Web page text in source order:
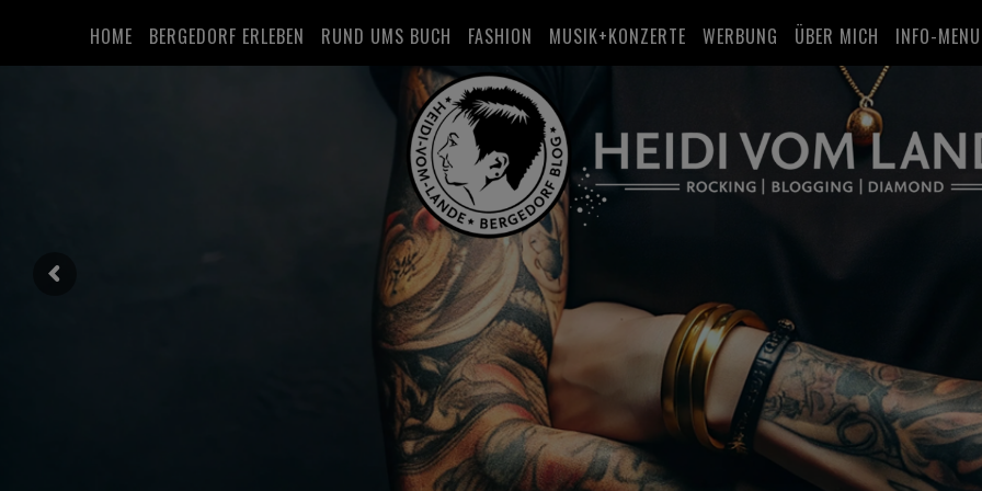
HOME BERGEDORF ERLEBEN RUND UMS BUCH FASHION MUSIK+KONZERTE WERBUNG ÜBER MICH INFO-